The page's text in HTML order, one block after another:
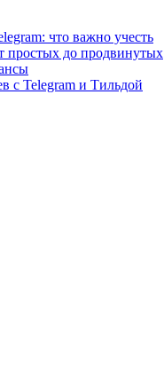
что важно учесть
простых до продвинутых
с Telegram и Тильдой